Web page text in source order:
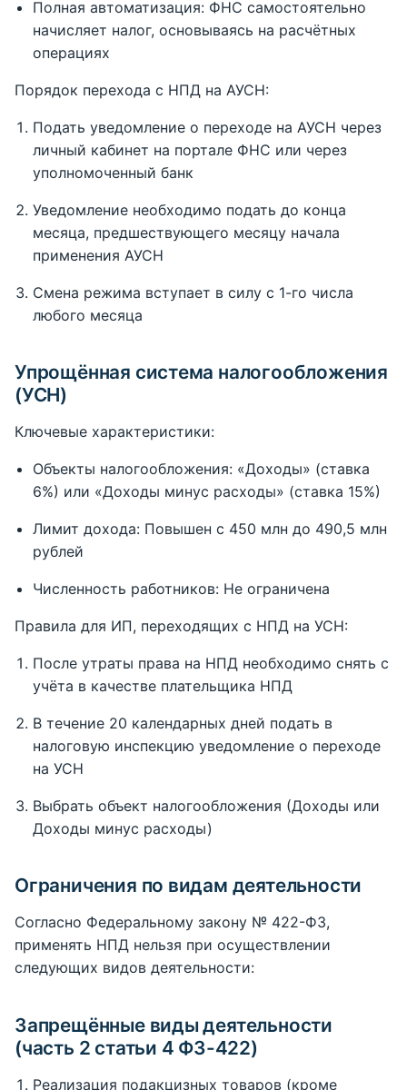
Полная автоматизация: ФНС самостоятельно
начисляет налог, основываясь на расчётных
операциях
Порядок перехода с НПД на АУСН:
Подать уведомление о переходе на АУСН через
личный кабинет на портале ФНС или через
уполномоченный банк
Уведомление необходимо подать до конца
месяца, предшествующего месяцу начала
применения АУСН
Смена режима вступает в силу с 1-го числа
любого месяца
Упрощённая система налогообложения
(УСН)
Ключевые характеристики:
Объекты налогообложения: «Доходы» (ставка
6%) или «Доходы минус расходы» (ставка 15%)
Лимит дохода: Повышен с 450 млн до 490,5 млн
рублей
Численность работников: Не ограничена
Правила для ИП, переходящих с НПД на УСН:
После утраты права на НПД необходимо снять с
учёта в качестве плательщика НПД
В течение 20 календарных дней подать в
налоговую инспекцию уведомление о переходе
на УСН
Выбрать объект налогообложения (Доходы или
Доходы минус расходы)
Ограничения по видам деятельности
Согласно Федеральному закону № 422-ФЗ,
применять НПД нельзя при осуществлении
следующих видов деятельности:
Запрещённые виды деятельности
(часть 2 статьи 4 ФЗ-422)
Реализация подакцизных товаров (кроме